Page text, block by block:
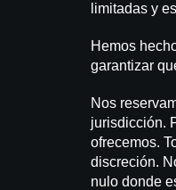
limitadas y
Hemos
garantizar
Nos
jurisdicción.
ofrecemos.
discreción.
nulo donde